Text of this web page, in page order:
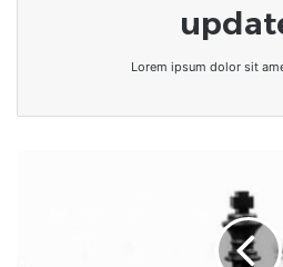
Lorem ipsum dolor sit